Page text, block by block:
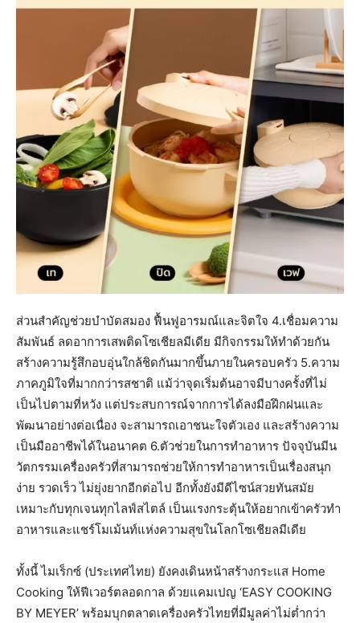
ส่วนสำคัญช่วยบำบัดสมอง ฟื้นฟูอารมณ์และจิตใจ 4.เชื่อมความ
สัมพันธ์ ลดอาการเสพติดโซเชียลมีเดีย มีกิจกรรมให้ทำด้วยกัน
สร้างความรู้สึกอบอุ่นใกล้ชิดกันมากขึ้นภายในครอบครัว 5.ความ
ภาคภูมิใจที่มากกว่ารสชาติ แม้ว่าจุดเริ่มต้นอาจมีบางครั้งที่ไม่
เป็นไปตามที่หวัง แต่ประสบการณ์จากการได้ลงมือฝึกฝนและ
พัฒนาอย่างต่อเนื่อง จะสามารถเอาชนะใจตัวเอง และสร้างความ
เป็นมืออาชีพได้ในอนาคต 6.ตัวช่วยในการทำอาหาร ปัจจุบันมีน
วัตกรรมเครื่องครัวที่สามารถช่วยให้การทำอาหารเป็นเรื่องสนุก
ง่าย รวดเร็ว ไม่ยุ่งยากอีกต่อไป อีกทั้งยังมีดีไซน์สวยทันสมัย
เหมาะกับทุกเจนทุกไลฟ์สไตล์ เป็นแรงกระตุ้นให้อยากเข้าครัวทำ
อาหารและแชร์โมเม้นท์แห่งความสุขในโลกโซเชียลมีเดีย
ทั้งนี้ ไมเร็กซ์ (ประเทศไทย) ยังคงเดินหน้าสร้างกระแส Home
Cooking ให้ฟีเวอร์ตลอดกาล ด้วยแคมเปญ ‘EASY COOKING
BY MEYER’ พร้อมบุกตลาดเครื่องครัวไทยที่มีมูลค่าไม่ต่ำกว่า